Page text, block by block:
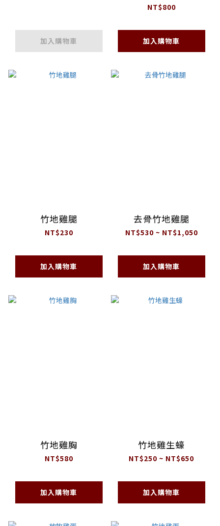
加入購物車
NT$800
加入購物車
竹地雞腿
NT$230
加入購物車
去骨竹地雞腿
NT$530 ~ NT$1,050
加入購物車
竹地雞胸
NT$580
加入購物車
竹地雞生蠔
NT$250 ~ NT$650
加入購物車